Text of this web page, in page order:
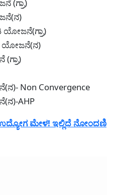
(ಗ್ರಾ)
ಯೋಜನೆ(ನ)
Non Convergence
AHP
ಮೇಳ! ಇಲ್ಲಿದೆ ನೋಂದಣಿ